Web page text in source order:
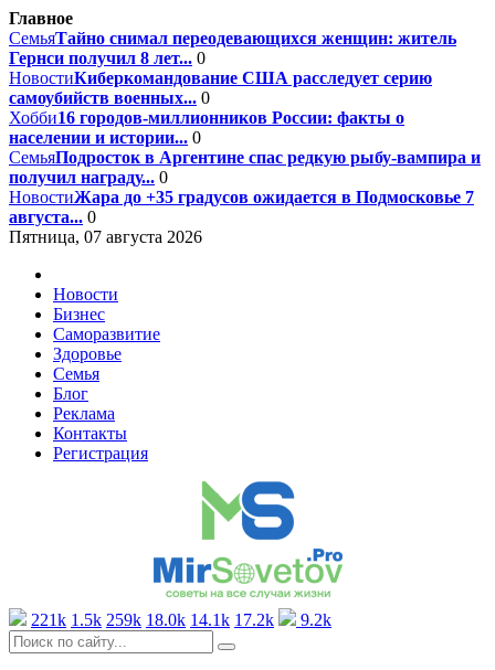
Главное
СемьяТайно снимал переодевающихся женщин: житель
Гернси получил 8 лет... 0
НовостиКиберкомандование США расследует серию
самоубийств военных... 0
Хобби16 городов-миллионников России: факты о
населении и истории... 0
СемьяПодросток в Аргентине спас редкую рыбу-вампира и
получил награду... 0
НовостиЖара до +35 градусов ожидается в Подмосковье 7
августа... 0
Пятница, 07 августа 2026
Новости
Бизнес
Саморазвитие
Здоровье
Семья
Блог
Реклама
Контакты
Регистрация
221k 1.5k 259k 18.0k 14.1k 17.2k 9.2k